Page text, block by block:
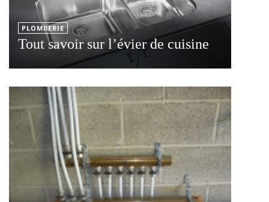
PLOMBERIE
Tout savoir sur l’évier de cuisine